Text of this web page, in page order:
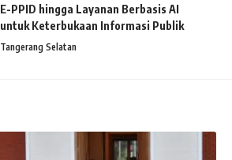
E-PPID hingga Layanan Berbasis AI
untuk Keterbukaan Informasi Publik
Tangerang Selatan